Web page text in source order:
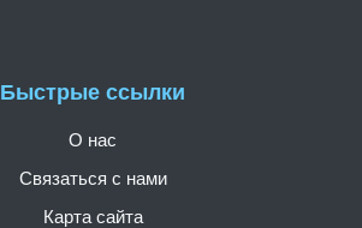
Быстрые ссылки
О нас
Связаться с нами
Карта сайта